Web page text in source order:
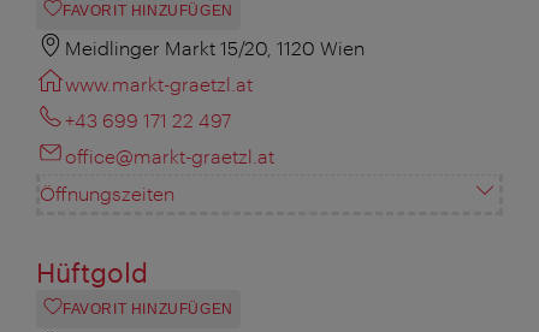
FAVORIT HINZUFÜGEN
Meidlinger Markt 15/20, 1120 Wien
www.markt-graetzl.at
+43 699 171 22 497
office@markt-graetzl.at
Öffnungszeiten
Hüftgold
FAVORIT HINZUFÜGEN